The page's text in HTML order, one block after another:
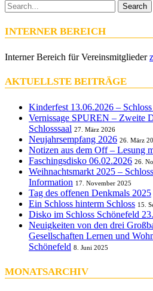
Search
INTERNER BEREICH
Interner Bereich für Vereinsmitglieder
AKTUELLSTE BEITRÄGE
Kinderfest 13.06.2026 –
Vernissage SPUREN – Zweite
Schlosssaal 27. März 2026
Neujahrsempfang 2026 26. März
Notizen aus dem Off – Lesung
Faschingsdisko 06.02.2026 26.
Weihnachtsmarkt 2025 –
Information 17. November 2025
Tag des offenen Denkmals 2025
Ein Schloss hinterm Schloss 15.
Disko im Schloss Schönefeld
Neuigkeiten von den drei
Gesellschaften Lernen und
Schönefeld 8. Juni 2025
MONATSARCHIV